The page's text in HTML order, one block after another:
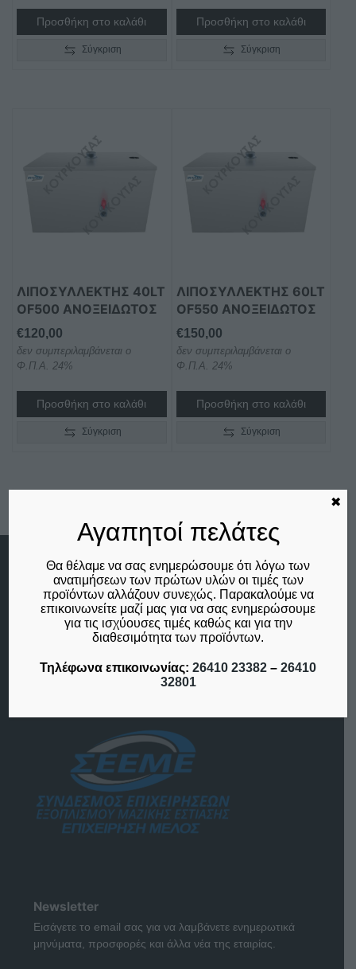
Προσθήκη στο καλάθι
Σύγκριση
Προσθήκη στο καλάθι
Σύγκριση
ΛΙΠΟΣΥΛΛΈΚΤΗΣ 40LT
OF500 ΑΝΟΞΕΊΔΩΤΟΣ
€120,00
δεν συμπεριλαμβάνεται ο
Φ.Π.Α. 24%
Προσθήκη στο καλάθι
Σύγκριση
ΛΙΠΟΣΥΛΛΈΚΤΗΣ 60LT
OF550 ΑΝΟΞΕΊΔΩΤΟΣ
€150,00
δεν συμπεριλαμβάνεται ο
Φ.Π.Α. 24%
Προσθήκη στο καλάθι
Σύγκριση
Menu
Αρχική
Η Εταιρία
Επικοινωνία
Ο λογαριασμός μου
Το καλάθι μου
Newsletter
Εισάγετε το email σας για να λαμβάνετε ενημερωτικά
μηνύματα, προσφορές και άλλα νέα της εταιρίας.
Αγαπητοί πελάτες
Θα θέλαμε να σας ενημερώσουμε ότι λόγω των
ανατιμήσεων των πρώτων υλών οι τιμές των
προϊόντων αλλάζουν συνεχώς. Παρακαλούμε να
επικοινωνείτε μαζί μας για να σας ενημερώσουμε
για τις ισχύουσες τιμές καθώς και για την
διαθεσιμότητα των προϊόντων.
Τηλέφωνα επικοινωνίας: 26410 23382 – 26410
32801
✖